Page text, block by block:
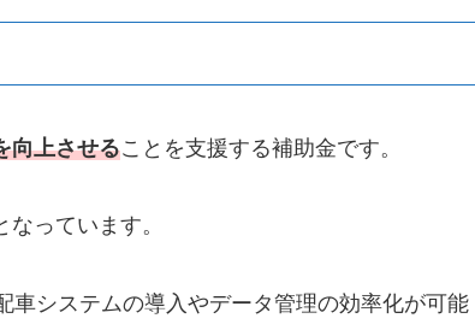
向上させることを支援する補助金です。
っています。
車システムの導入やデータ管理の効率化が可能